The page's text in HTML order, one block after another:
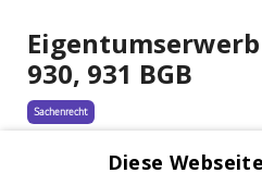
Eigentumserwerb
930, 931 BGB
Sachenrecht
Mar 18, 2026Diese